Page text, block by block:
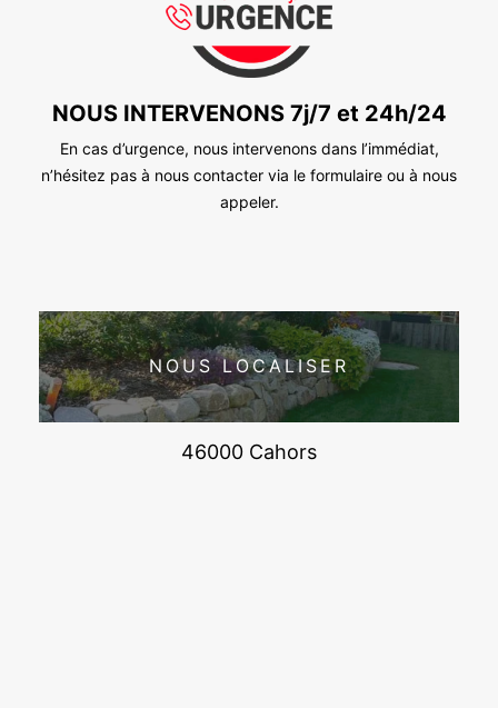
NOUS INTERVENONS 7j/7 et 24h/24
En cas d’urgence, nous intervenons dans l’immédiat,
n’hésitez pas à nous contacter via le formulaire ou à nous
appeler.
NOUS LOCALISER
46000 Cahors